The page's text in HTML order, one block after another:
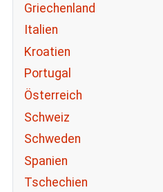
Griechenland
Italien
Kroatien
Portugal
Österreich
Schweiz
Schweden
Spanien
Tschechien